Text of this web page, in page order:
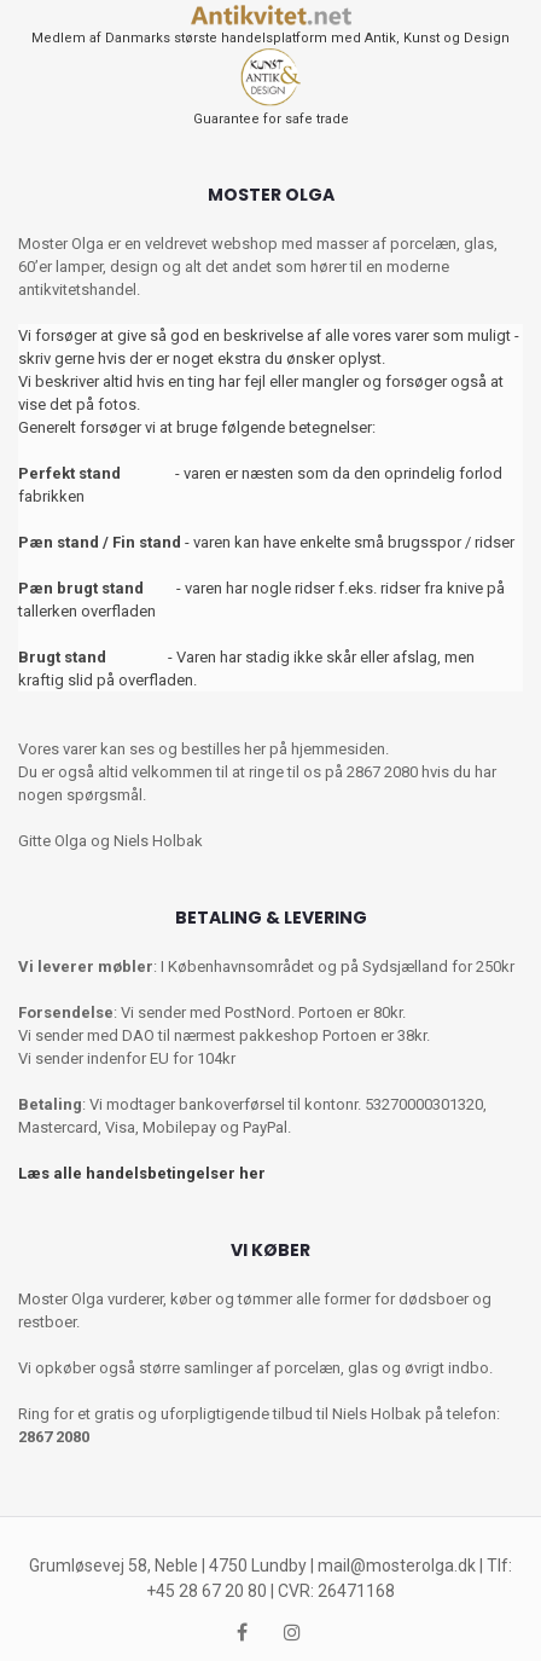
Medlem af Danmarks største handelsplatform med Antik, Kunst og Design
Guarantee for safe trade
MOSTER OLGA
Moster Olga er en veldrevet webshop med masser af porcelæn, glas,
60’er lamper, design og alt det andet som hører til en moderne
antikvitetshandel.
Vi forsøger at give så god en beskrivelse af alle vores varer som muligt -
skriv gerne hvis der er noget ekstra du ønsker oplyst.
Vi beskriver altid hvis en ting har fejl eller mangler og forsøger også at
vise det på fotos.
Generelt forsøger vi at bruge følgende betegnelser:
Perfekt stand - varen er næsten som da den oprindelig forlod
fabrikken
Pæn stand / Fin stand - varen kan have enkelte små brugsspor / ridser
Pæn brugt stand
- varen har nogle ridser f.eks. ridser fra knive på
tallerken overfladen
Brugt stand
- Varen har stadig ikke skår eller afslag, men
kraftig slid på overfladen.
Vores varer kan ses og bestilles her på hjemmesiden.
Du er også altid velkommen til at ringe til os på 2867 2080 hvis du har
nogen spørgsmål.
Gitte Olga og Niels Holbak
BETALING & LEVERING
Vi leverer møbler: I Københavnsområdet og på Sydsjælland for 250kr
Forsendelse: Vi sender med PostNord. Portoen er 80kr.
Vi sender med DAO til nærmest pakkeshop Portoen er 38kr.
Vi sender indenfor EU for 104kr
Betaling: Vi modtager bankoverførsel til kontonr. 53270000301320,
Mastercard, Visa, Mobilepay og PayPal.
Læs alle handelsbetingelser her
VI KØBER
Moster Olga vurderer, køber og tømmer alle former for dødsboer og
restboer.
Vi opkøber også større samlinger af porcelæn, glas og øvrigt indbo.
Ring for et gratis og uforpligtigende tilbud til Niels Holbak på telefon:
2867 2080
Grumløsevej 58, Neble | 4750 Lundby | mail@mosterolga.dk | Tlf:
+45 28 67 20 80 | CVR: 26471168